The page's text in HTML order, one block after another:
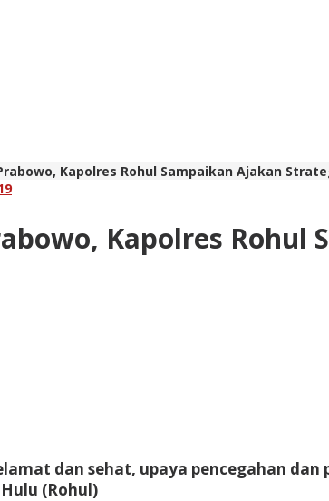
Kapolres Rohul Sampaikan Ajakan
Kapolres
dan sehat, upaya pencegahan dan
(Rohul)